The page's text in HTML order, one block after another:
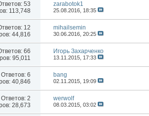
53
113,748
zarabotok1
25.08.2016, 18:35
12
44,816
mihailsemin
30.06.2016,20:25
66
95,011
Игорь Захарченко
13.11.2015, 17:33
Ответов: 6
40,846
bang
02.11.2015, 19:09
Ответов: 2
28,673
werwolf
08.03.2015,03:02